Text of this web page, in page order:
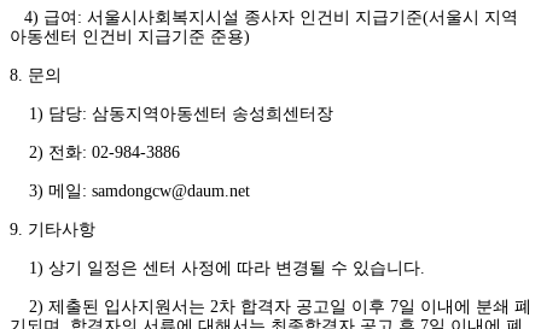
4) 급여: 서울시사회복지시설 종사자 인건비 지급기준(서울시 지역
아동센터 인건비 지급기준 준용)
8. 문의
1) 담당: 삼동지역아동센터 송성희센터장
2) 전화: 02-984-3886
3) 메일: samdongcw@daum.net
9. 기타사항
1) 상기 일정은 센터 사정에 따라 변경될 수 있습니다.
2) 제출된 입사지원서는 2차 합격자 공고일 이후 7일 이내에 분쇄 폐